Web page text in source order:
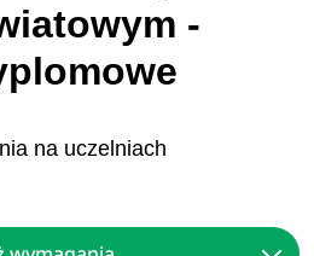
-
na uczelniach